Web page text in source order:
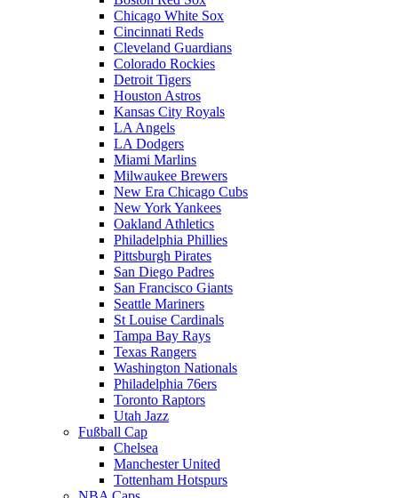
Chicago White Sox
Cincinnati Reds
Cleveland Guardians
Colorado Rockies
Detroit Tigers
Houston Astros
Kansas City Royals
LA Angels
LA Dodgers
Miami Marlins
Milwaukee Brewers
New Era Chicago Cubs
New York Yankees
Oakland Athletics
Philadelphia Phillies
Pittsburgh Pirates
San Diego Padres
San Francisco Giants
Seattle Mariners
St Louise Cardinals
Tampa Bay Rays
Texas Rangers
Washington Nationals
Philadelphia 76ers
Toronto Raptors
Utah Jazz
Fußball Cap
Chelsea
Manchester United
Tottenham Hotspurs